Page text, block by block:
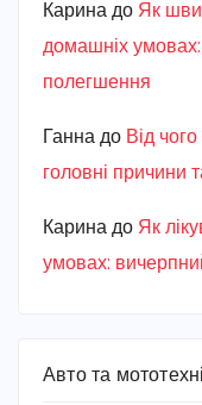
Карина до Як
домашніх
полегшення
Ганна до Від чого
головні причини
Карина до Як
умовах:
Авто та